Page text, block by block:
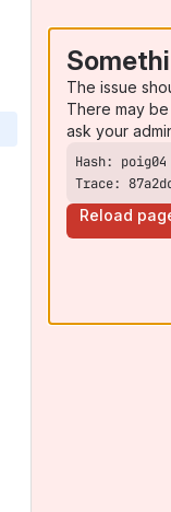
The issue
There may
ask your
Trace:
Reload